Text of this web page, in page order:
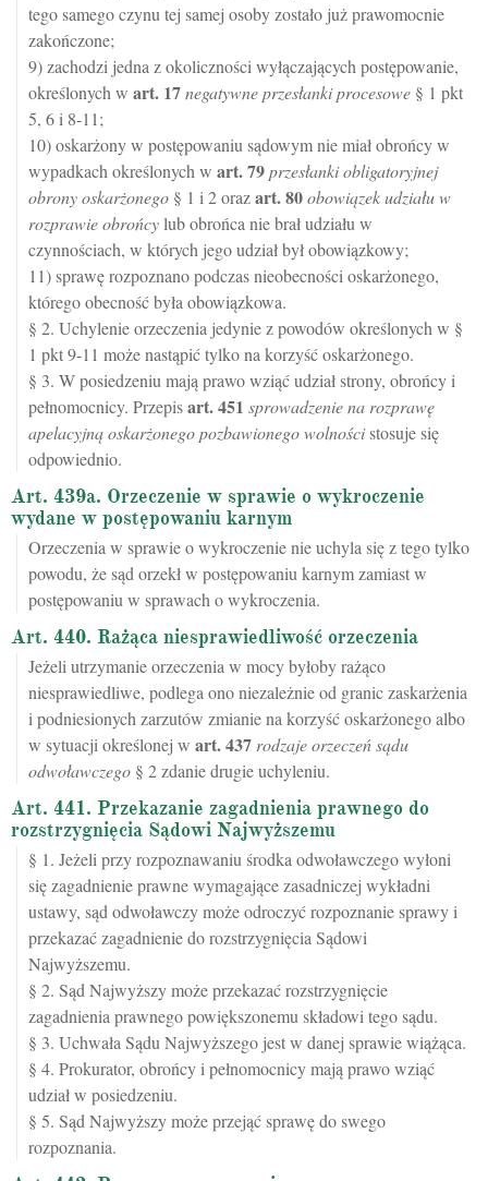
tego samego czynu tej samej osoby zostało już prawomocnie
zakończone;
9) zachodzi jedna z okoliczności wyłączających postępowanie,
określonych w art. 17negatywne przesłanki procesowe § 1 pkt
5, 6 i 8-11;
10) oskarżony w postępowaniu sądowym nie miał obrońcy w
wypadkach określonych w art.79przesłanki obligatoryjnej
obrony oskarżonego § 1 i 2 orazart.80obowiązek udziału w
rozprawie obrońcylub obrońca nie brał udziału w
czynnościach, w których jego udział był obowiązkowy;
11) sprawę rozpoznano podczas nieobecności oskarżonego,
którego obecność była obowiązkowa.
§ 2. Uchylenie orzeczenia jedynie z powodów określonych w §
1 pkt 9-11 może nastąpić tylko na korzyść oskarżonego.
§ 3. W posiedzeniu mają prawo wziąć udział strony, obrońcy i
pełnomocnicy. Przepisart.451 sprowadzenie na rozprawę
apelacyjną oskarżonego pozbawionego wolnościstosuje się
odpowiednio.
Art. 439a. Orzeczenie w sprawie o wykroczenie
wydane w postępowaniu karnym
Orzeczenia w sprawie o wykroczenie nie uchyla się z tego tylko
powodu, że sąd orzekł w postępowaniu karnym zamiast w
postępowaniu w sprawach o wykroczenia.
Art. 440. Rażąca niesprawiedliwość orzeczenia
Jeżeli utrzymanie orzeczenia w mocy byłoby rażąco
niesprawiedliwe, podlega ono niezależnie od granic zaskarżenia
i podniesionych zarzutów zmianie na korzyść oskarżonego albo
w sytuacji określonej w art.437 rodzaje orzeczeń sądu
odwoławczego § 2 zdanie drugie uchyleniu.
Art. 441. Przekazanie zagadnienia prawnego do
rozstrzygnięcia Sądowi Najwyższemu
§ 1. Jeżeli przy rozpoznawaniu środka odwoławczego wyłoni
się zagadnienie prawne wymagające zasadniczej wykładni
ustawy, sąd odwoławczy może odroczyć rozpoznanie sprawy i
przekazać zagadnienie do rozstrzygnięcia Sądowi
Najwyższemu.
§ 2. Sąd Najwyższy może przekazać rozstrzygnięcie
zagadnienia prawnego powiększonemu składowi tego sądu.
§ 3. Uchwała Sądu Najwyższego jest w danej sprawie wiążąca.
§ 4. Prokurator, obrońcy i pełnomocnicy mają prawo wziąć
udział w posiedzeniu.
§ 5. Sąd Najwyższy może przejąć sprawę do swego
rozpoznania.